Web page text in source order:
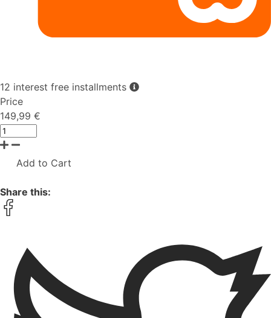
12 interest free installments
Price
149,99 €
Add to Cart
Share this: